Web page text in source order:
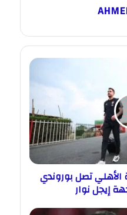
الأهلي تصل بوروندي
إيجل نوار